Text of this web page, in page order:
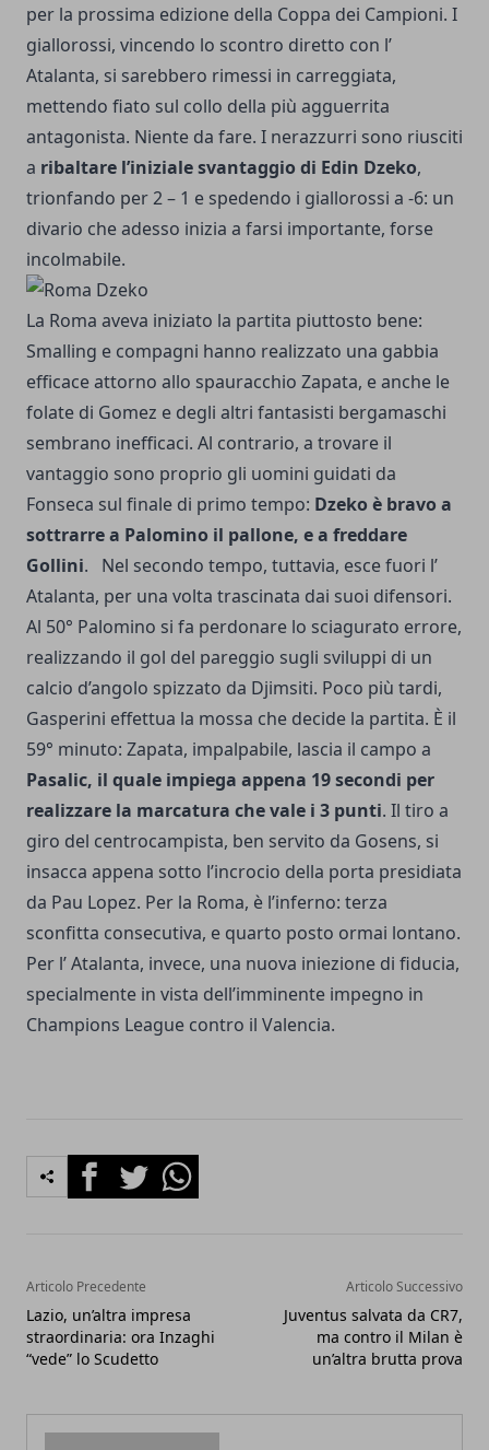
per la prossima edizione della Coppa dei Campioni. I
giallorossi, vincendo lo scontro diretto con l’
Atalanta, si sarebbero rimessi in carreggiata,
mettendo fiato sul collo della più agguerrita
antagonista. Niente da fare. I nerazzurri sono riusciti
a ribaltare l’iniziale svantaggio di Edin Dzeko,
trionfando per 2 – 1 e spedendo i giallorossi a -6: un
divario che adesso inizia a farsi importante, forse
incolmabile.
La Roma aveva iniziato la partita piuttosto bene:
Smalling e compagni hanno realizzato una gabbia
efficace attorno allo spauracchio Zapata, e anche le
folate di Gomez e degli altri fantasisti bergamaschi
sembrano inefficaci. Al contrario, a trovare il
vantaggio sono proprio gli uomini guidati da
Fonseca sul finale di primo tempo: Dzeko è bravo a
sottrarre a Palomino il pallone, e a freddare
Gollini. Nel secondo tempo, tuttavia, esce fuori l’
Atalanta, per una volta trascinata dai suoi difensori.
Al 50° Palomino si fa perdonare lo sciagurato errore,
realizzando il gol del pareggio sugli sviluppi di un
calcio d’angolo spizzato da Djimsiti. Poco più tardi,
Gasperini effettua la mossa che decide la partita. È il
59° minuto: Zapata, impalpabile, lascia il campo a
Pasalic, il quale impiega appena 19 secondi per
realizzare la marcatura che vale i 3 punti. Il tiro a
giro del centrocampista, ben servito da Gosens, si
insacca appena sotto l’incrocio della porta presidiata
da Pau Lopez. Per la Roma, è l’inferno: terza
sconfitta consecutiva, e quarto posto ormai lontano.
Per l’ Atalanta, invece, una nuova iniezione di fiducia,
specialmente in vista dell’imminente impegno in
Champions League contro il Valencia.
FacebookTwitterWhatsapp
Articolo Precedente
Lazio, un’altra impresa
straordinaria: ora Inzaghi
“vede” lo Scudetto
Articolo Successivo
Juventus salvata da CR7,
ma contro il Milan è
un’altra brutta prova